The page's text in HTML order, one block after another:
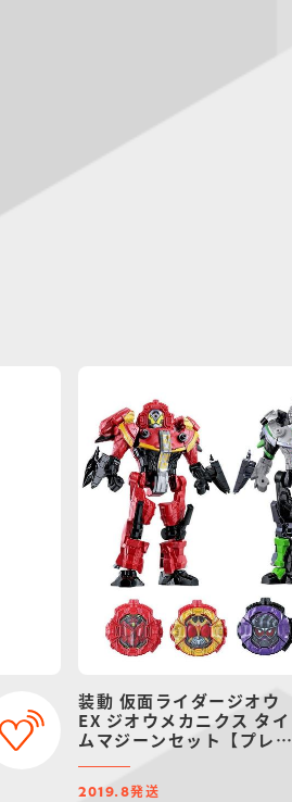
装動 仮面ライダージオウ
EX ジオウメカニクス タイ
ムマジーンセット【プレミ
2019.8発送